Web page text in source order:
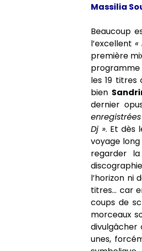
Massilia
Beaucoup
l’excellent «
première
programme
les 19
bien
dernier
Dj ». Et dès
voyage
regarder
l’horizon ni
titres… car
coups de
morceaux
divulgâcher
unes,